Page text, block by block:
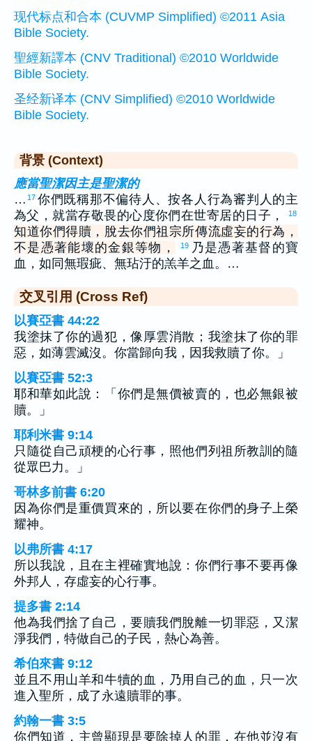
现代标点和合本 (CUVMP Simplified) ©2011 Asia
Bible Society.
聖經新譯本 (CNV Traditional) ©2010 Worldwide
Bible Society.
圣经新译本 (CNV Simplified) ©2010 Worldwide
Bible Society.
背景 (Context)
應當聖潔因主是聖潔的
… 17 你們既稱那不偏待人、按各人行為審判人的主
為父，就當存敬畏的心度你們在世寄居的日子，
18
知道你們得贖，脫去你們祖宗所傳流虛妄的行為，
不是憑著能壞的金銀等物，
19 乃是憑著基督的寶
血，如同無瑕疵、無玷汙的羔羊之血。…
交叉引用 (Cross Ref)
以賽亞書 44:22
我塗抹了你的過犯，像厚雲消散；我塗抹了你的罪
惡，如薄雲滅沒。你當歸向我，因我救贖了你。」
以賽亞書 52:3
耶和華如此說：「你們是無價被賣的，也必無銀被
贖。」
耶利米書 9:14
只隨從自己頑梗的心行事，照他們列祖所教訓的隨
從眾巴力。」
哥林多前書 6:20
因為你們是重價買來的，所以要在你們的身子上榮
耀神。
以弗所書 4:17
所以我說，且在主裡確實地說：你們行事不要再像
外邦人，存虛妄的心行事。
提多書 2:14
他為我們捨了自己，要贖我們脫離一切罪惡，又潔
淨我們，特做自己的子民，熱心為善。
希伯來書 9:12
並且不用山羊和牛犢的血，乃用自己的血，只一次
進入聖所，成了永遠贖罪的事。
約翰一書 3:5
你們知道，主曾顯現是要除掉人的罪，在他並沒有